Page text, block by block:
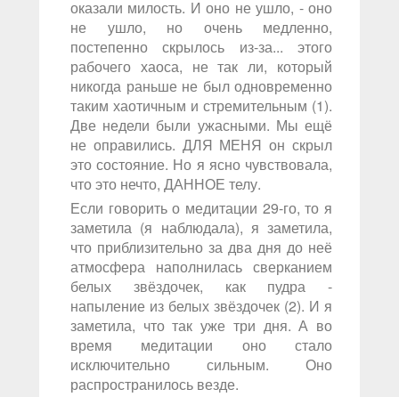
оказали милость. И оно не ушло, - оно
не ушло, но очень медленно,
постепенно скрылось из-за... этого
рабочего хаоса, не так ли, который
никогда раньше не был одновременно
таким хаотичным и стремительным (1).
Две недели были ужасными. Мы ещё
не оправились. ДЛЯ МЕНЯ он скрыл
это состояние. Но я ясно чувствовала,
что это нечто, ДАННОЕ телу.
Если говорить о медитации 29-го, то я
заметила (я наблюдала), я заметила,
что приблизительно за два дня до неё
атмосфера наполнилась сверканием
белых звёздочек, как пудра -
напыление из белых звёздочек (2). И я
заметила, что так уже три дня. А во
время медитации оно стало
исключительно сильным. Оно
распространилось везде.